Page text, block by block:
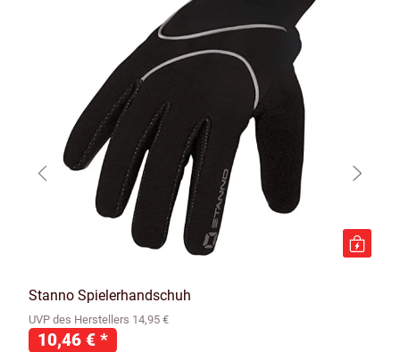
Stanno Spielerhandschuh
UVP des Herstellers 14,95 €
10,46 € *